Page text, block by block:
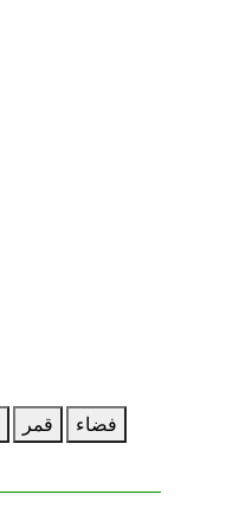
فضاء قمر